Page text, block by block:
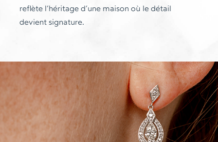
reflète l’héritage d’une maison où le détail
devient signature.